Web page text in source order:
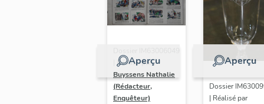
Aperçu
| Réalisé par
Buyssens Nathalie
(Rédacteur,
Enquêteur)
Aperçu
Dossier
| Réalisé par